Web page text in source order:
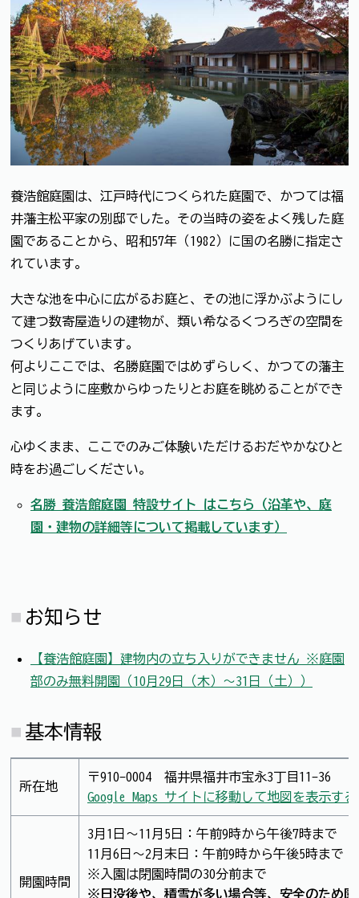
養浩館庭園は、江戸時代につくられた庭園で、かつては福
井藩主松平家の別邸でした。その当時の姿をよく残した庭
園であることから、昭和57年（1982）に国の名勝に指定さ
れています。
大きな池を中心に広がるお庭と、その池に浮かぶようにし
て建つ数寄屋造りの建物が、類い希なるくつろぎの空間を
つくりあげています。
何よりここでは、名勝庭園ではめずらしく、かつての藩主
と同じように座敷からゆったりとお庭を眺めることができ
ます。
心ゆくまま、ここでのみご体験いただけるおだやかなひと
時をお過ごしください。
名勝 養浩館庭園 特設サイト はこちら（沿革や、庭
園・建物の詳細等について掲載しています）
お知らせ
【養浩館庭園】建物内の立ち入りができません ※庭園
部のみ無料開園（10月29日（木）～31日（土））
基本情報
所在地
〒910-0004 福井県福井市宝永3丁目11-36
Google Maps サイトに移動して地図を表示する
開園時間
3月1日～11月5日：午前9時から午後7時まで
11月6日～2月末日：午前9時から午後5時まで
※入園は閉園時間の30分前まで
※日没後や、積雪が多い場合等、安全のため